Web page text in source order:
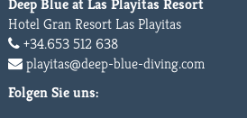
Deep Blue at Las Playitas Resort
Hotel Gran Resort Las Playitas
+34.653 512 638
playitas@deep-blue-diving.com
Folgen Sie uns: